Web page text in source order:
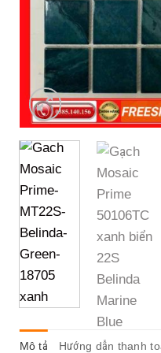
Mô tả Hướng dẫn thanh